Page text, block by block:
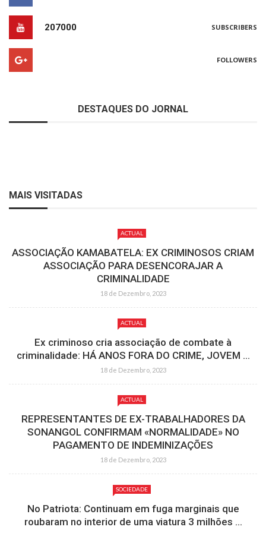
207000 SUBSCRIBERS
FOLLOWERS
DESTAQUES DO JORNAL
MAIS VISITADAS
ACTUAL
ASSOCIAÇÃO KAMABATELA: EX CRIMINOSOS CRIAM
ASSOCIAÇÃO PARA DESENCORAJAR A
CRIMINALIDADE
18 de Dezembro, 2023
ACTUAL
Ex criminoso cria associação de combate à
criminalidade: HÁ ANOS FORA DO CRIME, JOVEM ...
18 de Dezembro, 2023
ACTUAL
REPRESENTANTES DE EX-TRABALHADORES DA
SONANGOL CONFIRMAM «NORMALIDADE» NO
PAGAMENTO DE INDEMINIZAÇÕES
18 de Dezembro, 2023
SOCIEDADE
No Patriota: Continuam em fuga marginais que
roubaram no interior de uma viatura 3 milhões ...